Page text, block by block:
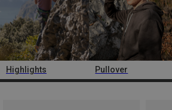
Highlights Pullover